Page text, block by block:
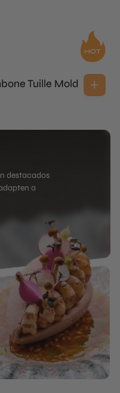
Tuille Mold
destacados
a